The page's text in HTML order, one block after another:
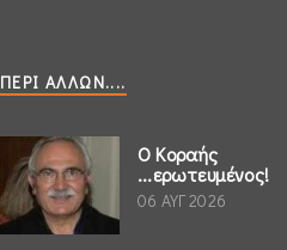
ΠΕΡΊ ΆΛΛΩΝ....
Ο Κοραής
...ερωτευμένος!
06 ΑΥΓ 2026